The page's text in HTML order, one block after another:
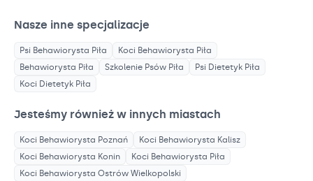
Nasze inne specjalizacje
Psi Behawiorysta Piła Koci Behawiorysta Piła
Behawiorysta Piła Szkolenie Psów Piła Psi Dietetyk Piła
Koci Dietetyk Piła
Jesteśmy również w innych miastach
Koci Behawiorysta Poznań Koci Behawiorysta Kalisz
Koci Behawiorysta Konin Koci Behawiorysta Piła
Koci Behawiorysta Ostrów Wielkopolski